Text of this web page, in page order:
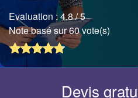
Evaluation :4.8/ 5
Note basé sur 60 vote(s)
Devis